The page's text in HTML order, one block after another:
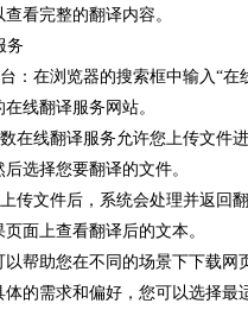
看完整的翻译内容。
务
：在浏览器的搜索框中输入“在
线翻译服务网站。
在线翻译服务允许您上传文件进
选择您要翻译的文件。
传文件后，系统会处理并返回翻
面上查看翻译后的文本。
以帮助您在不同的场景下下载网
体的需求和偏好，您可以选择最